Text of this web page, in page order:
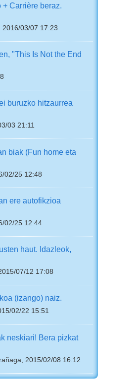
Carrière beraz.
03/07 17:23
"This Is Not the End
buruzko hitzaurrea
03 21:11
biak (Fun home eta
02/25 12:48
ere autofikzioa
02/25 12:44
haut. Idazleok,
07/12 17:08
(izango) naiz.
02/22 15:51
neskiari! Bera pizkat
2015/02/08 16:12